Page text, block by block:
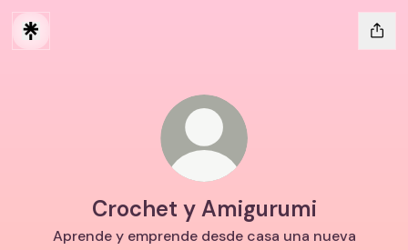
Crochet y Amigurumi
Aprende y emprende desde casa una nueva